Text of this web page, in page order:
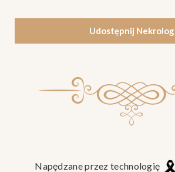
Udostępnij Nekrolog
Napędzane przez technologię